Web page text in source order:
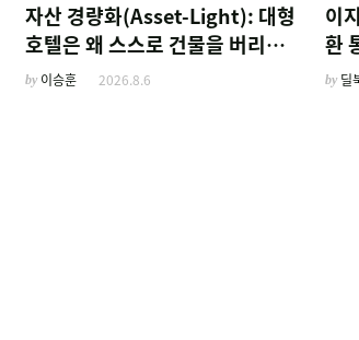
자산 경량화(Asset-Light): 대형
호텔은 왜 스스로 건물을 버리고
'이름'만 팔기 시작했을까
by 이승훈 2026.8.6
이
환
by 딜